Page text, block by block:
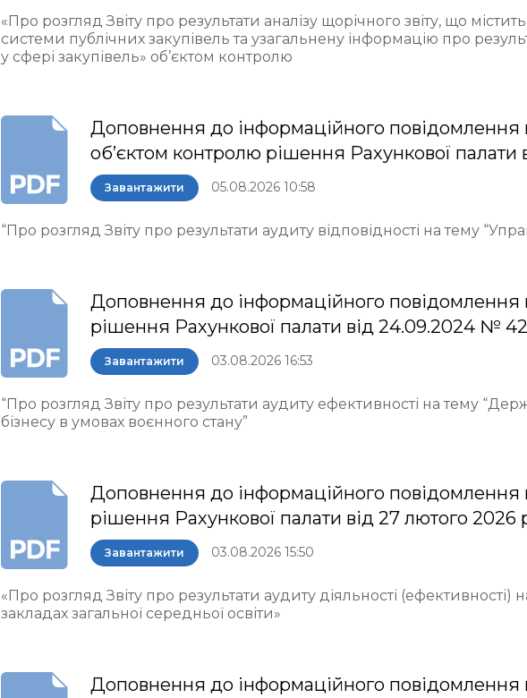
«Про розгляд Звіту про результати аналізу щорічного звіту, що
системи публічних закупівель та узагальнену інформацію про
у сфері закупівель» об’єктом контролю
Доповнення до інформаційного повідомлення
об’єктом контролю рішення Рахункової палати
Завантажити 05.08.2026 10:58
“Про розгляд Звіту про результати аудиту відповідності на тему
Доповнення до інформаційного повідомлення
рішення Рахункової палати від 24.09.2024 №
Завантажити 03.08.2026 16:53
“Про розгляд Звіту про результати аудиту ефективності на тему
бізнесу в умовах воєнного стану”
Доповнення до інформаційного повідомлення
рішення Рахункової палати від 27 лютого
Завантажити 03.08.2026 15:50
«Про розгляд Звіту про результати аудиту діяльності (ефективності)
закладах загальної середньої освіти»
Доповнення до інформаційного повідомлення